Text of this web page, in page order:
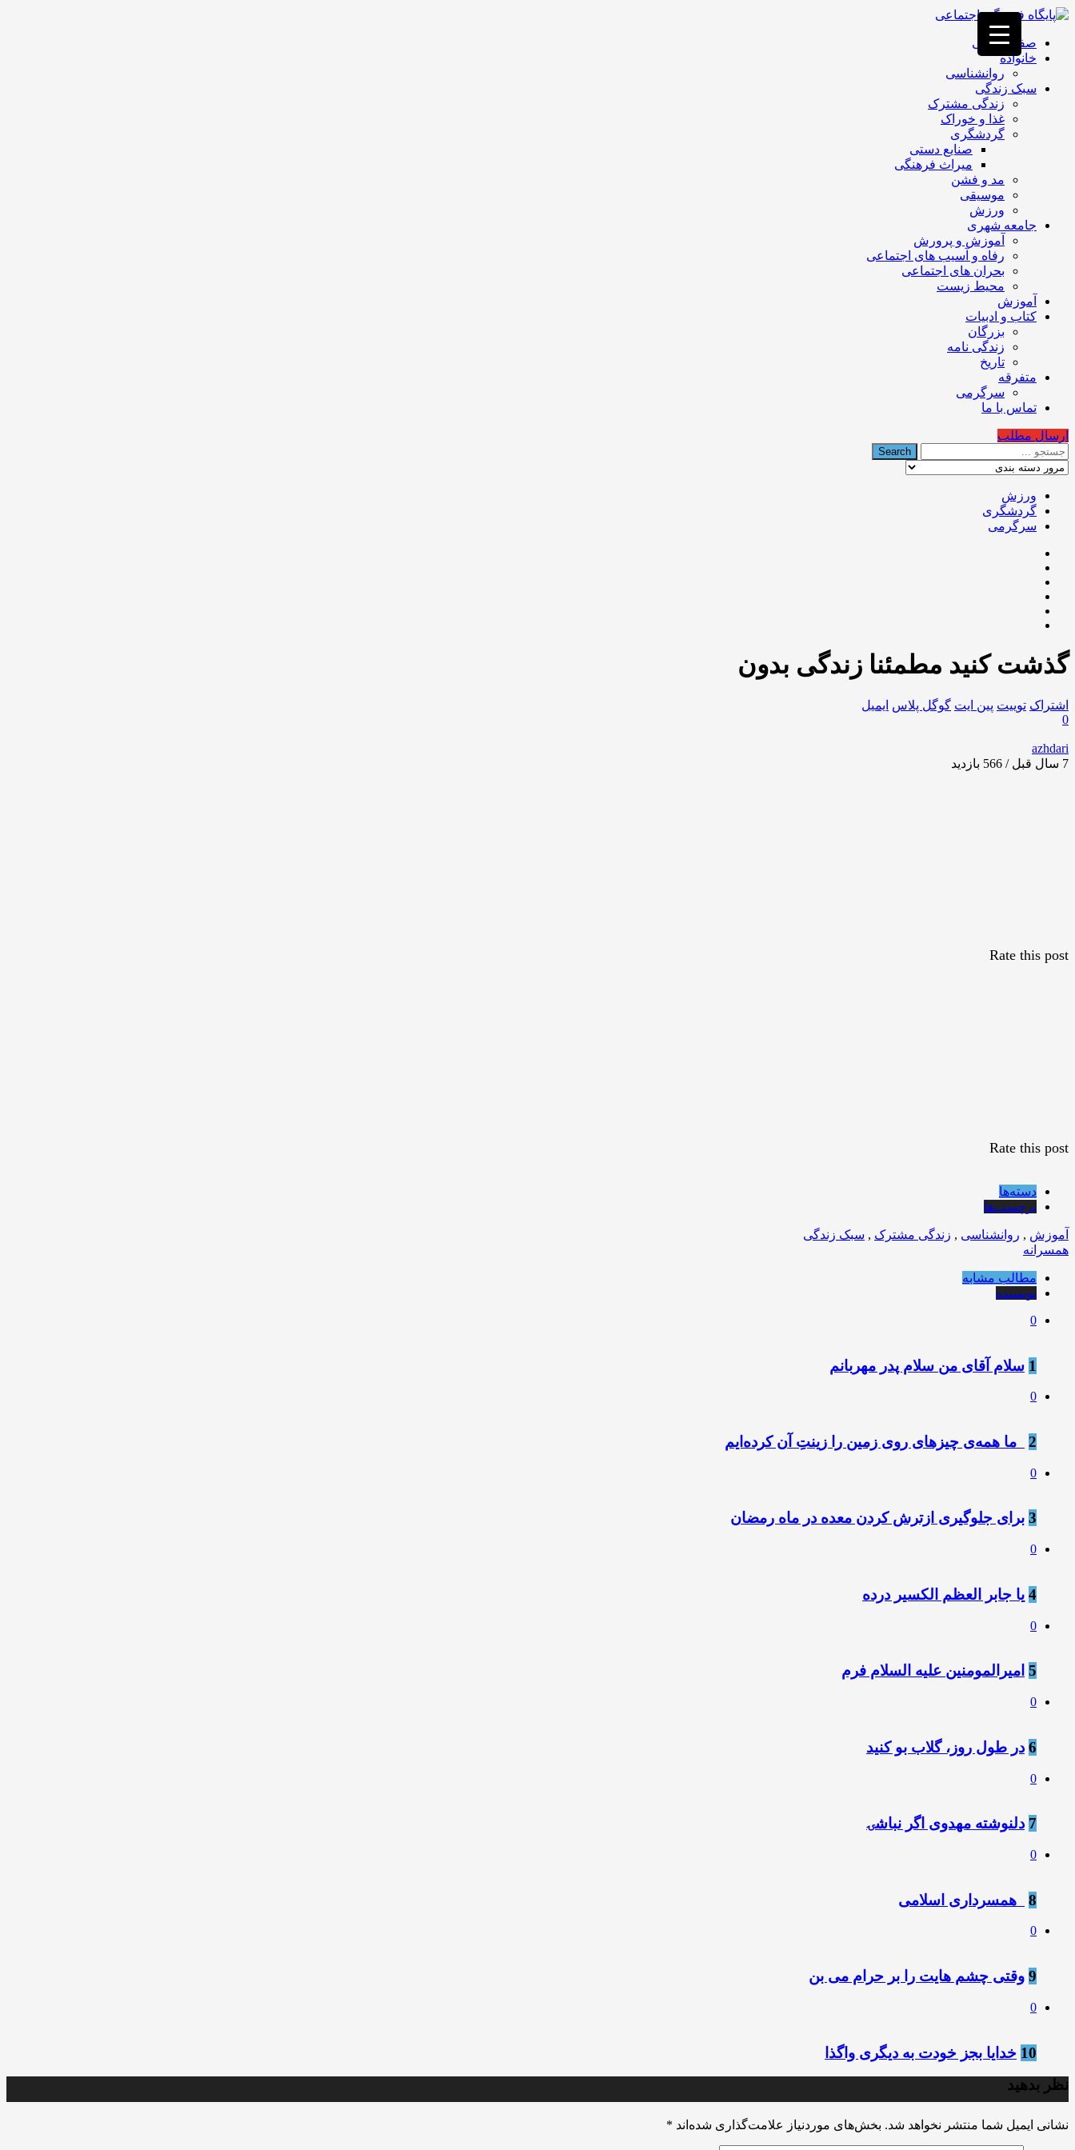
فصد
غرب
تهران
خشکشویی
تصفیه
تهران
صفحه اصلی
خانواده
روانشناسی
سبک زندگی
زندگی مشترک
غذا و خوراک
گردشگری
صنایع دستی
میراث فرهنگی
مد و فشن
موسیقی
ورزش
جامعه شهری
آموزش و پرورش
رفاه و آسیب های اجتماعی
بحران های اجتماعی
محیط زیست
آموزش
کتاب و ادبیات
بزرگان
زندگی نامه
تاریخ
متفرقه
سرگرمی
تماس با ما
ارسال مطلب
ورزش
گردشگری
سرگرمی
گذشت کنید مطمئنا زندگی بدون
اشتراک توییت پین ایت گوگل‌ پلاس ایمیل
0
azhdari
7 سال قبل / 566
بازدید
Rate this post
Rate this post
دسته‌ها
برچسب‌ها
آموزش , روانشناسی , زندگی مشترک , سبک زندگی
همسرانه
مطالب مشابه
نویسنده
0
1 سلام آقای من سلام پدر مهربانم
0
2 ️ ️ ما همه‌ی چیزهای روی زمین را زینتِ آن کرده‌ایم
0
3 برای جلوگیری ازترش کردن معده در ماه رمضان
0
4 یا جابر العظم الکسیر درده
0
5 امیرالمومنین علیه السلام فرم
0
6 در طول روز، گلاب بو کنید
0
7 دلنوشته مهدوی اگر نباشۍ
0
8 ️ ️ همسرداری اسلامی
0
9 وقتی چشم هایت را بر حرام می بن
0
10 خدایا بجز خودت به دیگرى واگذا
نظر بدهید
نشانی ایمیل شما منتشر نخواهد شد. بخش‌های موردنیاز علامت‌گذاری شده‌اند *